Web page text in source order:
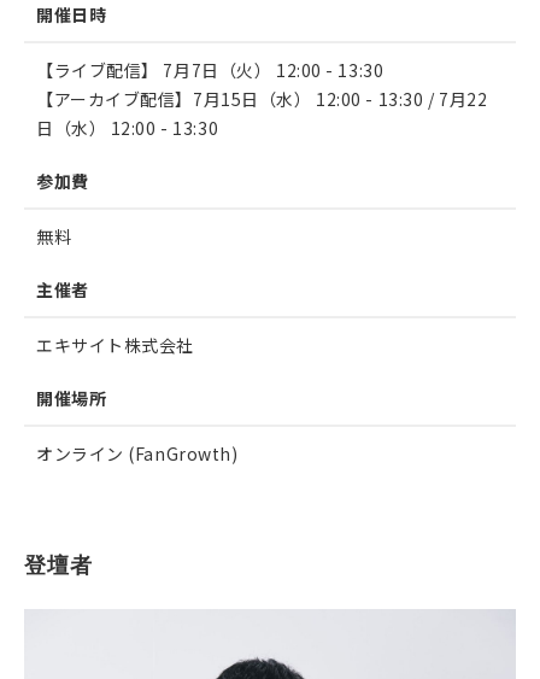
開催日時
【ライブ配信】 7月7日（火） 12:00 - 13:30
【アーカイブ配信】7月15日（水） 12:00 - 13:30 / 7月22
日（水） 12:00 - 13:30
参加費
無料
主催者
エキサイト株式会社
開催場所
オンライン (FanGrowth)
登壇者